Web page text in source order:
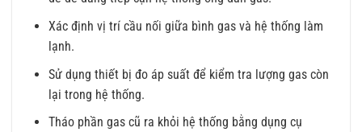
Xác định vị trí cầu nối giữa bình gas và hệ thống làm
lạnh.
Sử dụng thiết bị đo áp suất để kiểm tra lượng gas còn
lại trong hệ thống.
Tháo phần gas cũ ra khỏi hệ thống bằng dụng cụ